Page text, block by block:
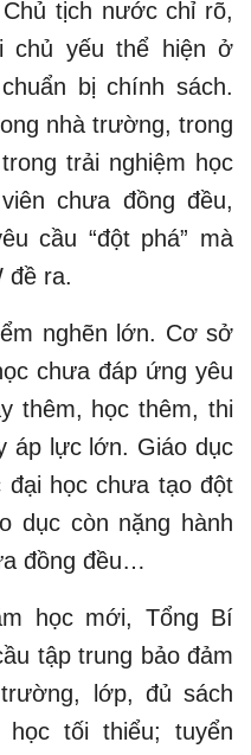
tịch nước chỉ rõ,
chủ yếu thể hiện ở
bị chính sách.
nhà trường, trong
trải nghiệm học
chưa đồng đều,
cầu “đột phá” mà
đề ra.
nghẽn lớn. Cơ sở
chưa đáp ứng yêu
thêm, học thêm, thi
áp lực lớn. Giáo dục
đại học chưa tạo đột
dục còn nặng hành
đồng đều…
học mới, Tổng Bí
tập trung bảo đảm
lớp, đủ sách
tối thiểu; tuyển